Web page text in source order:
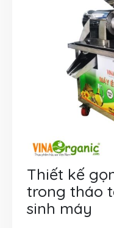
Thiết kế
trong tháo
sinh máy